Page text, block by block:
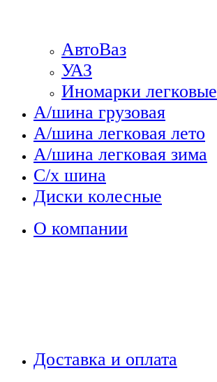
АвтоВаз
УАЗ
Иномарки легковые
А/шина грузовая
А/шина легковая лето
А/шина легковая зима
С/х шина
Диски колесные
О компании
Доставка и оплата